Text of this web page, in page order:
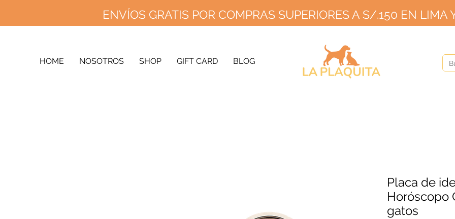
ENVÍOS GRATIS POR COMPRAS SUPERIORES A S/.150 EN
HOME NOSOTROS SHOP GIFT CARD BLOG
Placa de
Horóscopo
gatos
ENVÍOS GRATIS PARA PEDIDOS A PARTIR DE S/150 EN LIMA Y S/220 EN